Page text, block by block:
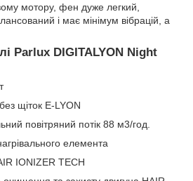
мотору, фен дуже легкий,
і має мінімум вібрацій, а
Parlux DIGITALYON Night
щіток E-LYON
повітряний потік 88 м3/год.
елемента
IONIZER TECH